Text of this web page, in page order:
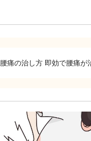
腰痛の治し方 即効で腰痛が